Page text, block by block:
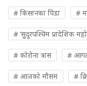
# किसानका पिडा #
# ‘सुदुरपश्चिम प्रादेशिक
# कोरोना त्रास #
# आजको मौसम #